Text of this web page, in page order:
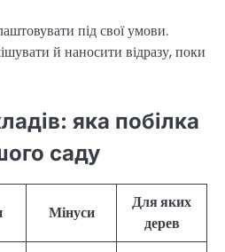
під свої умови.
й наносити відразу, поки
яка побілка
саду
Мінуси
Для яких
дерев